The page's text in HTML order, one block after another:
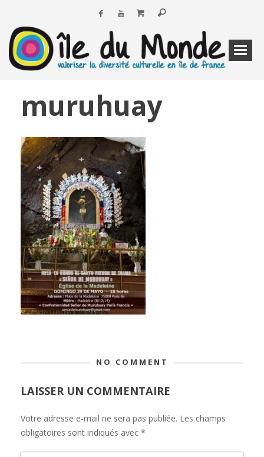
muruhuay
NO COMMENT
LAISSER UN COMMENTAIRE
Votre adresse e-mail ne sera pas publiée. Les champs
obligatoires sont indiqués avec *